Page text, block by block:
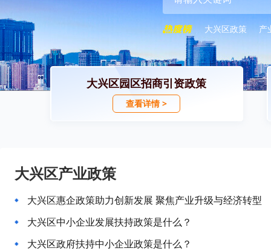
大兴区政策 产
大兴区园区招商引资政策
查看详情 >
大兴区产业政策
大兴区惠企政策助力创新发展 聚焦产业升级与经济转型
大兴区中小企业发展扶持政策是什么？
大兴区政府扶持中小企业政策是什么？